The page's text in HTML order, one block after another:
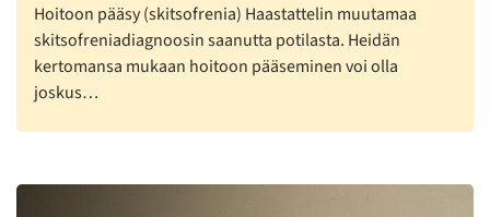
Hoitoon pääsy (skitsofrenia) Haastattelin muutamaa
skitsofreniadiagnoosin saanutta potilasta. Heidän
kertomansa mukaan hoitoon pääseminen voi olla
joskus…